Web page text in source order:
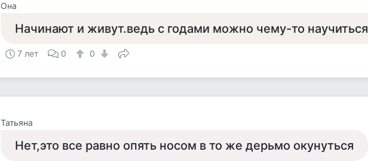
Она
Начинают и живут.ведь с годами можно чему-то научиться
7 лет 0 0
Татьяна
Нет,это все равно опять носом в то же дерьмо окунуться